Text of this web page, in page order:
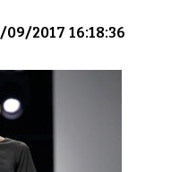
2017 16:18:36